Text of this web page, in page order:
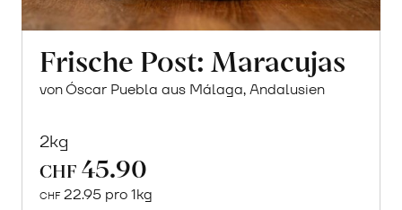
Frische Post: Maracujas
von Óscar Puebla aus Málaga, Andalusien
2kg
CHF 45.90
CHF 22.95 pro 1kg